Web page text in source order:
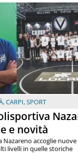
,CARPI,SPORT
e novità
Nazareno accoglie nuove
livelli in quelle storiche